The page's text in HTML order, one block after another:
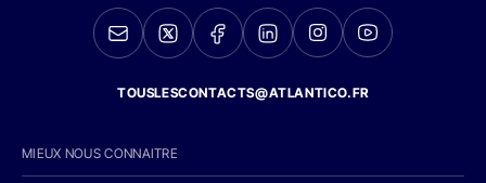
TOUSLESCONTACTS@ATLANTICO.FR
MIEUX NOUS CONNAITRE